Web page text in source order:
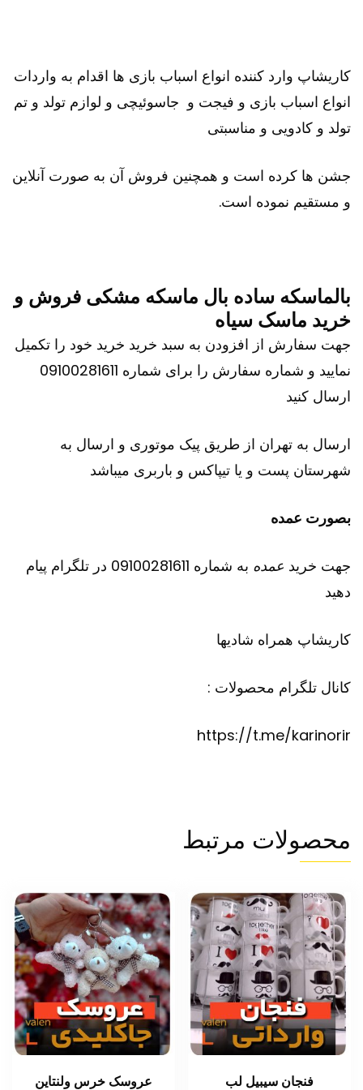
کاریشاپ وارد کننده انواع اسباب بازی ها اقدام به واردات
انواع اسباب بازی و فیجت و جاسوئیچی و لوازم تولد و تم
تولد و کادویی و مناسبتی
جشن ها کرده است و همچنین فروش آن به صورت آنلاین
و مستقیم نموده است.
بالماسکه ساده بال ماسکه مشکی فروش و
خرید ماسک سیاه
جهت سفارش از افزودن به سبد خرید خرید خود را تکمیل
نمایید و شماره سفارش را برای شماره 09100281611
ارسال کنید
ارسال به تهران از طریق پیک موتوری و ارسال به
شهرستان پست و یا تیپاکس و باربری میباشد
بصورت عمده
جهت خرید عمده
به شماره 09100281611 در تلگرام پیام
دهید
کاریشاپ همراه شادیها
کانال تلگرام محصولات :
https://t.me/karinorir
محصولات مرتبط
فنجان سیبیل لب عروسک خرس ولنتاین